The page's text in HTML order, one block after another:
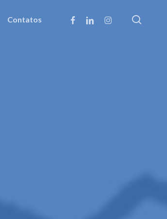
Contatos facebooklinkedininstagram